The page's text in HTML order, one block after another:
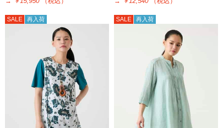
SALE 再入荷 SALE 再入荷